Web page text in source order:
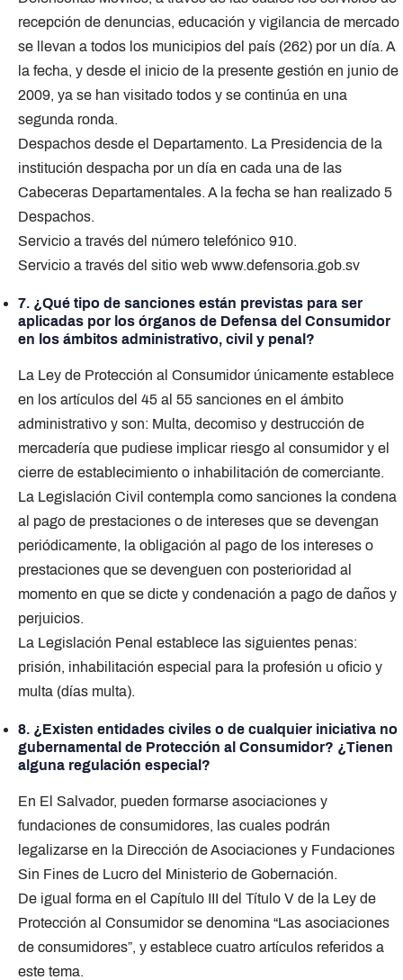
recepción de denuncias, educación y vigilancia de mercado
se llevan a todos los municipios del país (262) por un día. A
la fecha, y desde el inicio de la presente gestión en junio de
2009, ya se han visitado todos y se continúa en una
segunda ronda.
Despachos desde el Departamento. La Presidencia de la
institución despacha por un día en cada una de las
Cabeceras Departamentales. A la fecha se han realizado 5
Despachos.
Servicio a través del número telefónico 910.
Servicio a través del sitio web www.defensoria.gob.sv
7. ¿Qué tipo de sanciones están previstas para ser
aplicadas por los órganos de Defensa del Consumidor
en los ámbitos administrativo, civil y penal?
La Ley de Protección al Consumidor únicamente establece
en los artículos del 45 al 55 sanciones en el ámbito
administrativo y son: Multa, decomiso y destrucción de
mercadería que pudiese implicar riesgo al consumidor y el
cierre de establecimiento o inhabilitación de comerciante.
La Legislación Civil contempla como sanciones la condena
al pago de prestaciones o de intereses que se devengan
periódicamente, la obligación al pago de los intereses o
prestaciones que se devenguen con posterioridad al
momento en que se dicte y condenación a pago de daños y
perjuicios.
La Legislación Penal establece las siguientes penas:
prisión, inhabilitación especial para la profesión u oficio y
multa (días multa).
8. ¿Existen entidades civiles o de cualquier iniciativa no
gubernamental de Protección al Consumidor? ¿Tienen
alguna regulación especial?
En El Salvador, pueden formarse asociaciones y
fundaciones de consumidores, las cuales podrán
legalizarse en la Dirección de Asociaciones y Fundaciones
Sin Fines de Lucro del Ministerio de Gobernación.
De igual forma en el Capítulo III del Título V de la Ley de
Protección al Consumidor se denomina “Las asociaciones
de consumidores”, y establece cuatro artículos referidos a
este tema.